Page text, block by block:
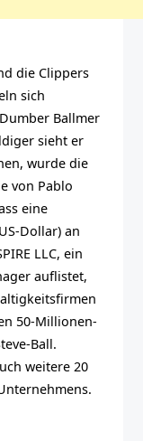
die Clippers
sich
Ballmer
sieht er
wurde die
von Pablo
eine
Dollar) an
LLC, ein
auflistet,
50-Millionen-
Ball.
weitere 20